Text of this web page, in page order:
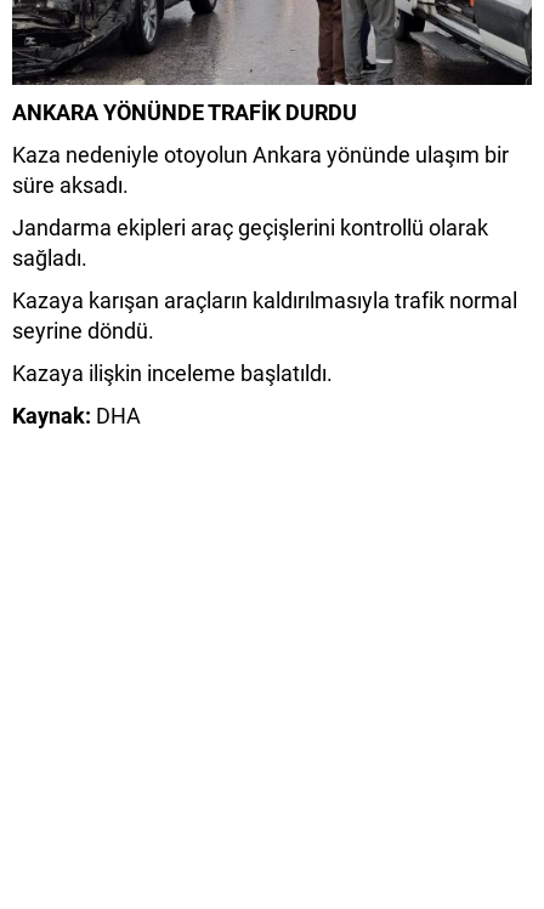
ANKARA YÖNÜNDE TRAFİK DURDU
Kaza nedeniyle otoyolun Ankara yönünde ulaşım bir
süre aksadı.
Jandarma ekipleri araç geçişlerini kontrollü olarak
sağladı.
Kazaya karışan araçların kaldırılmasıyla trafik normal
seyrine döndü.
Kazaya ilişkin inceleme başlatıldı.
Kaynak: DHA